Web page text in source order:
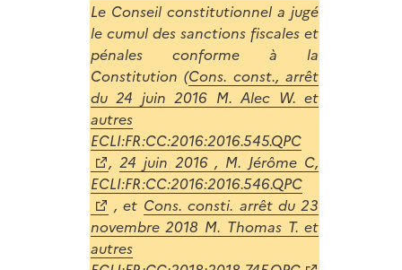
Le Conseil constitutionnel a jugé
le cumul des sanctions fiscales et
pénales conforme à la
Constitution (Cons. const., arrêt
du 24 juin 2016 M. Alec W. et
autres
ECLI:FR:CC:2016:2016.545.QPC
, 24 juin 2016 , M. Jérôme C,
ECLI:FR:CC:2016:2016.546.QPC
, et Cons. consti. arrêt du 23
novembre 2018 M. Thomas T. et
autres